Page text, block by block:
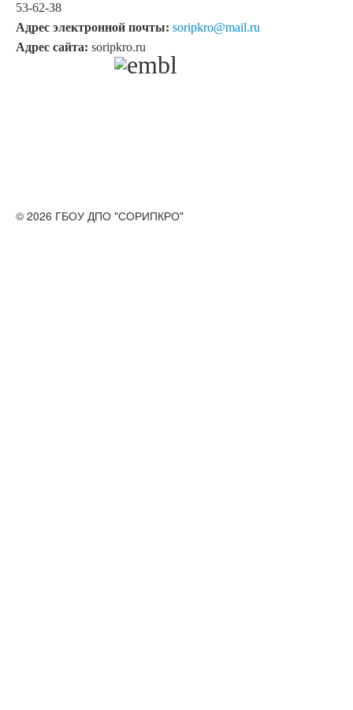
53-62-38
Адрес электронной почты: soripkro@mail.ru
Адрес сайта: soripkro.ru
© 2026 ГБОУ ДПО "СОРИПКРО"